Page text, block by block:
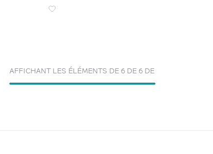
AFFICHANT LES ÉLÉMENTS DE 6 DE 6 DE